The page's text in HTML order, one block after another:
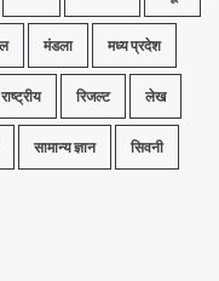
मंडला मध्य प्रदेश
राष्ट्रीय रिजल्ट लेख
सामान्य ज्ञान सिवनी